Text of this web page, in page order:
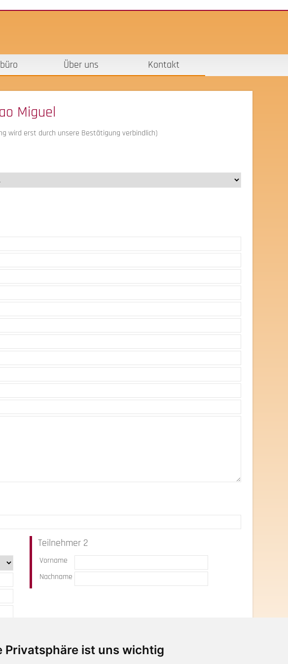
Privatsphäre ist uns wichtig
Über uns Kontakt
Miguel
wird erst durch unsere Bestätigung verbindlich)
Teilnehmer 2
Vorname
Nachname